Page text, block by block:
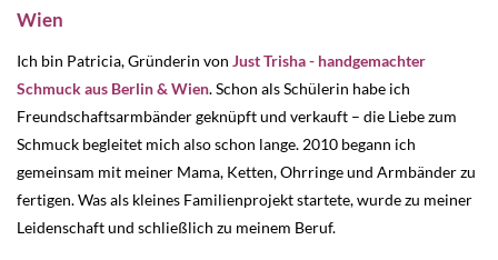
Wien
Ich bin Patricia, Gründerin von Just Trisha - handgemachter
Schmuck aus Berlin & Wien. Schon als Schülerin habe ich
Freundschaftsarmbänder geknüpft und verkauft – die Liebe zum
Schmuck begleitet mich also schon lange. 2010 begann ich
gemeinsam mit meiner Mama, Ketten, Ohrringe und Armbänder zu
fertigen. Was als kleines Familienprojekt startete, wurde zu meiner
Leidenschaft und schließlich zu meinem Beruf.